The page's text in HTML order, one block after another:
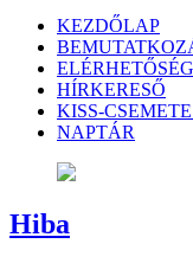
KEZDŐLAP
ELÉRHETŐSÉG
HÍRKERESŐ
KISS-
NAPTÁR
Hiba